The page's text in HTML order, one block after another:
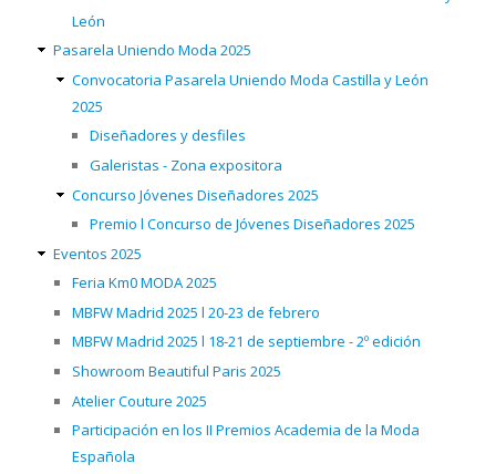
León
Pasarela Uniendo Moda 2025
Convocatoria Pasarela Uniendo Moda Castilla y León
2025
Diseñadores y desfiles
Galeristas - Zona expositora
Concurso Jóvenes Diseñadores 2025
Premio l Concurso de Jóvenes Diseñadores 2025
Eventos 2025
Feria Km0 MODA 2025
MBFW Madrid 2025 l 20-23 de febrero
MBFW Madrid 2025 l 18-21 de septiembre - 2º edición
Showroom Beautiful Paris 2025
Atelier Couture 2025
Participación en los II Premios Academia de la Moda
Española